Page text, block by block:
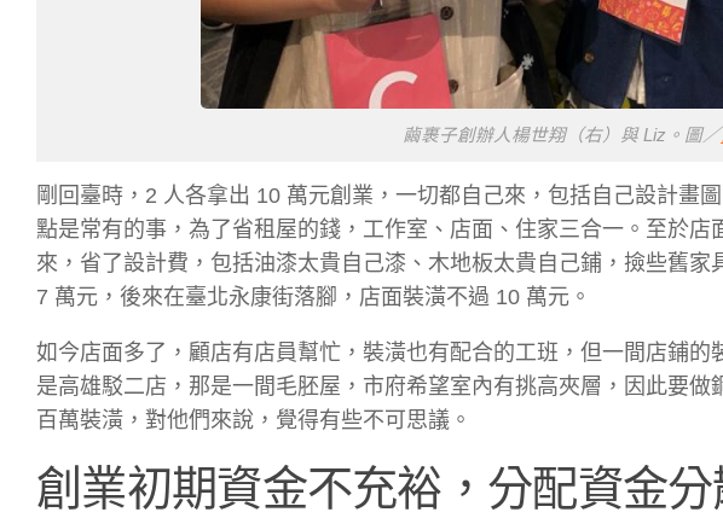
繭裹子創辦人楊世翔（右）與 Liz。圖／
剛回臺時，2 人各拿出 10 萬元創業，一切都自己來，包括自己設計畫
點是常有的事，為了省租屋的錢，工作室、店面、住家三合一。至於
來，省了設計費，包括油漆太貴自己漆、木地板太貴自己鋪，撿些舊
7 萬元，後來在臺北永康街落腳，店面裝潢不過 10 萬元。
如今店面多了，顧店有店員幫忙，裝潢也有配合的工班，但一間店鋪
是高雄駁二店，那是一間毛胚屋，市府希望室內有挑高夾層，因此要
百萬裝潢，對他們來說，覺得有些不可思議。
創業初期資金不充裕，分配資金